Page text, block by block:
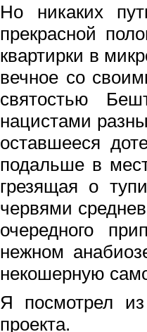
Но никаких
прекрасной
квартирки в
вечное со
святостью
нацистами
оставшееся
подальше в
грезящая о
червями
очередного
нежном
некошерную
Я посмотрел из
проекта.